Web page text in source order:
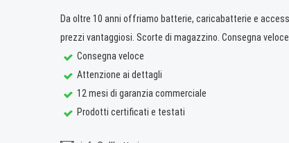
Da oltre 10 anni offriamo batterie, caricabatterie e
prezzi vantaggiosi. Scorte di magazzino. Consegna
Consegna veloce
Attenzione ai dettagli
12 mesi di garanzia commerciale
Prodotti certificati e testati